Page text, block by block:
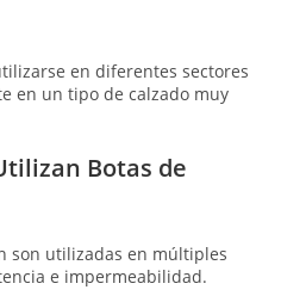
en diferentes sectores
en un tipo de calzado muy
Botas de
son utilizadas en múltiples
e impermeabilidad.